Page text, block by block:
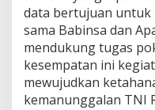
data bertujuan untuk
sama Babinsa dan
mendukung tugas
kesempatan ini
mewujudkan
kemanunggalan TNI